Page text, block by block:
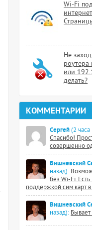
Wi-Fi
Не
роутера
или
делать?
КОММЕНТАРИИ
Сергей (2 часа
Спасибо!
совершенно
Вишневский
назад):
без Wi-Fi.
поддержкой сим карт
Вишневский
назад): Бывает